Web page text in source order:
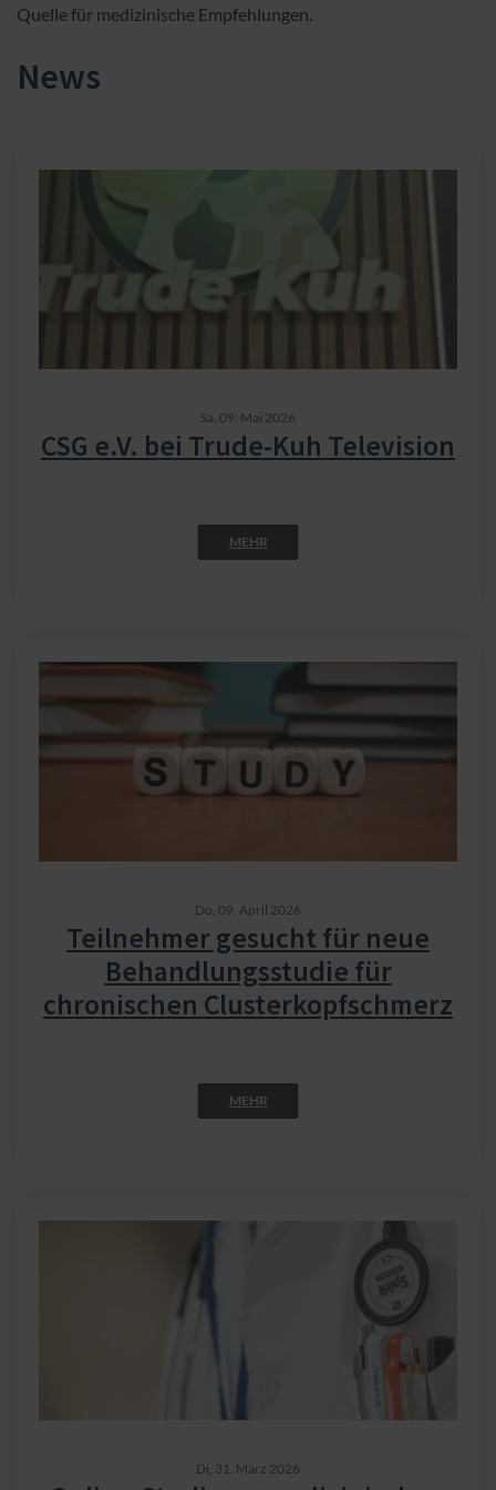
Quelle für medizinische Empfehlungen.
News
Sa, 09. Mai 2026
CSG e.V. bei Trude-Kuh Television
MEHR
Do, 09. April 2026
Teilnehmer gesucht für neue
Behandlungsstudie für
chronischen Clusterkopfschmerz
MEHR
Di, 31. März 2026